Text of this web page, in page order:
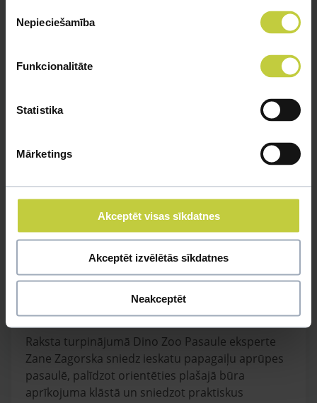
izvēle
Nepieciešamība
Funkcionalitāte
Statistika
Mārketings
Akceptēt visas sīkdatnes
Akceptēt izvēlētās sīkdatnes
Neakceptēt
apgūt dažādus trikus un jaunas iemaņas, stāsta
Gudrais kompanjons – papagailis
Raksta turpinājumā Dino Zoo Pasaule eksperte
Zane Zagorska sniedz ieskatu papagaiļu aprūpes
pasaulē, palīdzot orientēties plašajā būra
aprīkojuma klāstā un sniedzot praktiskus